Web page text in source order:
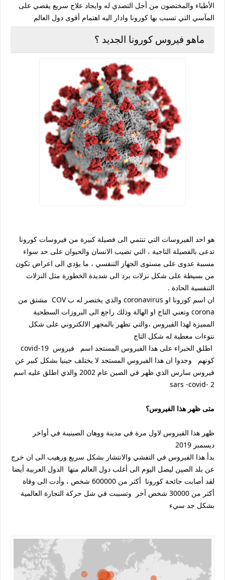
الأطباء والمختصون من أجل التصدي له وايجاد علاج سريع يقضي على
المآسي التي تسبب بها كورونا وادار اليه اهتمام أقوى دول العالم
ماهو فيروس كورونا الجديد ؟
هو احد الفيروسات التي تنتمي الى فصيلة كبيرة من فيروسات كورونا
تدعى بالفصيلة التاجية ، التي تصيب الانسان والحيوان على حد سواء
مسببة عدوى على مستوى الجهاز التنفسي ، ما يؤدي الى اعراض تكون
من بسيطة على شكل نزلات برد الى شديدة الخطورة مثل النزلات
التنفسية الحادة .
ان اسم كورونا او coronavirus والذي يختصر له ب COV مشتق من
corona وتعني التاج او الهالة وذلك راجع الى البروزات السطحية
المميزة لهذا الفيروس ،والتي تظهر بالمجهر الالكتروني على شكل
نتوءات معطية له شكل التاج
كونهم وجدوا ان هذا الفيروس المستجد لا يختلف جينيا بشكل كبير عن
فيروس سارس الذي ظهر في الصين عام 2002 والذي اطلق عليه اسم
sars -covid- 2
متى ظهر هذا الفيروس؟
ظهر هذا الفيروس لاول مرة في مدينة ووهان الصينيىة في أواخر
ديسمبر 2019
بدأ هذا الفيروس في التفشي والانتشار بشكل سريع ورهيب الى ان خرج
عن بلد الصين ليصل اليوم الى أغلب دول العالم منها الدول العربية أيضا
لقد أصابت جائحة كورونا أكثر من 600000 شخص ، وأدت الى وفاة
أكثر من 30000 شخص آخر وتسببت في شل حركة التجارة العالمية
بشكل جد سيء